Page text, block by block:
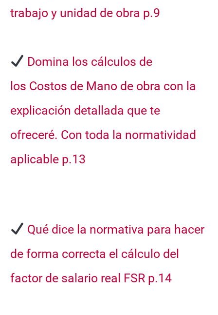
trabajo y unidad de obra p.9
Domina los cálculos de
los Costos de Mano de obra con la
explicación detallada que te
ofreceré. Con toda la normatividad
aplicable p.13
Qué dice la normativa para hacer
de forma correcta el cálculo del
factor de salario real FSR p.14